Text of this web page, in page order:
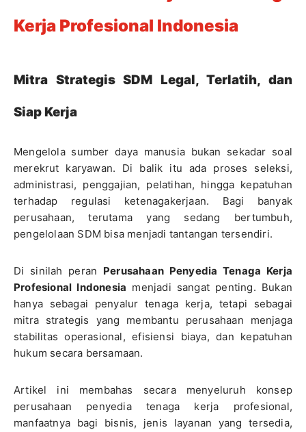
Kerja Profesional Indonesia
Mitra Strategis SDM Legal, Terlatih, dan
Siap Kerja
Mengelola sumber daya manusia bukan sekadar soal
merekrut karyawan. Di balik itu ada proses seleksi,
administrasi, penggajian, pelatihan, hingga kepatuhan
terhadap regulasi ketenagakerjaan. Bagi banyak
perusahaan, terutama yang sedang bertumbuh,
pengelolaan SDM bisa menjadi tantangan tersendiri.
Di sinilah peran Perusahaan Penyedia Tenaga Kerja
Profesional Indonesia menjadi sangat penting. Bukan
hanya sebagai penyalur tenaga kerja, tetapi sebagai
mitra strategis yang membantu perusahaan menjaga
stabilitas operasional, efisiensi biaya, dan kepatuhan
hukum secara bersamaan.
Artikel ini membahas secara menyeluruh konsep
perusahaan penyedia tenaga kerja profesional,
manfaatnya bagi bisnis, jenis layanan yang tersedia,